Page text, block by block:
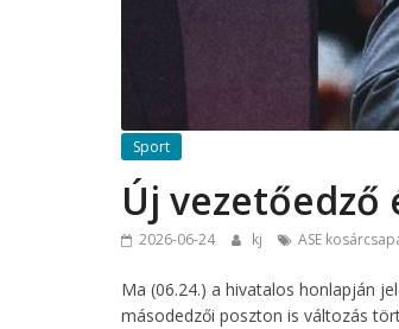
Sport
Új vezetőedző
2026-06-24 kj ASE
Ma (06.24.) a hivatalos honlapján
másodedzői poszton is változás